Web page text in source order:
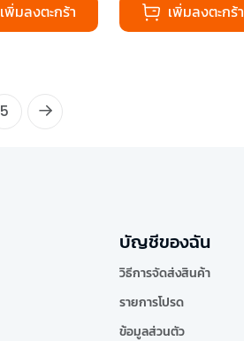
เพิ่มลงตะกร้า
เพิ่มลงตะกร้า
5
บัญชีของฉัน
วิธีการจัดส่งสินค้า
รายการโปรด
ข้อมูลส่วนตัว